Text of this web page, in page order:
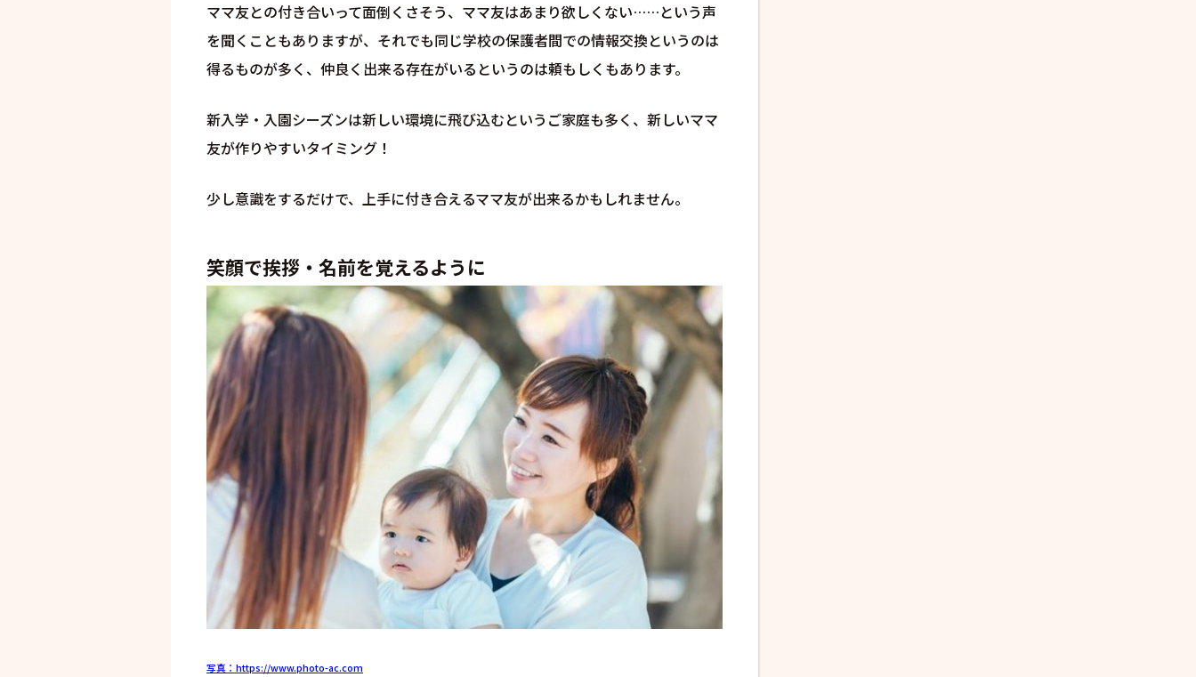
ママ友との付き合いって面倒くさそう、ママ友はあまり欲しくない……という声
を聞くこともありますが、それでも同じ学校の保護者間での情報交換というのは
得るものが多く、仲良く出来る存在がいるというのは頼もしくもあります。
新入学・入園シーズンは新しい環境に飛び込むというご家庭も多く、新しいママ
友が作りやすいタイミング！
少し意識をするだけで、上手に付き合えるママ友が出来るかもしれません。
笑顔で挨拶・名前を覚えるように
写真：https://www.photo-ac.com